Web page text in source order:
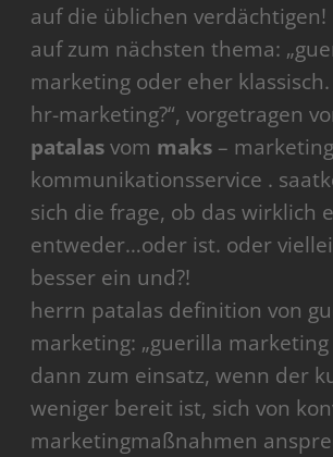
auf die üblichen verdächtigen!
auf zum nächsten thema:
marketing oder eher
hr-marketing?“, vorgetragen
patalasvom maks –
kommunikationsservice .
sich die frage, ob das wirklich
entweder…oder ist. oder
besser ein und?!
herrn patalas definition von
marketing: „guerilla
dann zum einsatz, wenn der
weniger bereit ist, sich von
marketingmaßnahmen